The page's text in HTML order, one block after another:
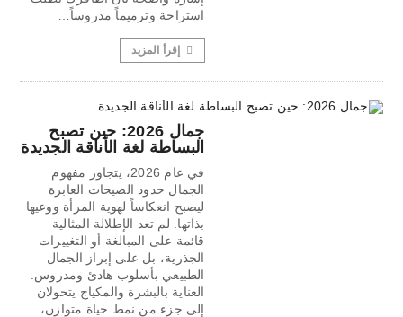
استراحة وترميماً مدروساً…
إقرأ المزيد
جمال 2026: حين تصبح
البساطة لغة الأناقة الجديدة
في عام 2026، يتجاوز مفهوم
الجمال حدود الصيحات العابرة
ليصبح انعكاساً لهوية المرأة ووعيها
بذاتها. لم تعد الإطلالة المثالية
قائمة على المبالغة أو التغييرات
الجذرية، بل على إبراز الجمال
الطبيعي بأسلوب هادئ ومدروس.
العناية بالبشرة والمكياج يتحولان
إلى جزء من نمط حياة متوازن،